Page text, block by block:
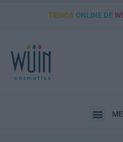
TIENDAONLINE DE